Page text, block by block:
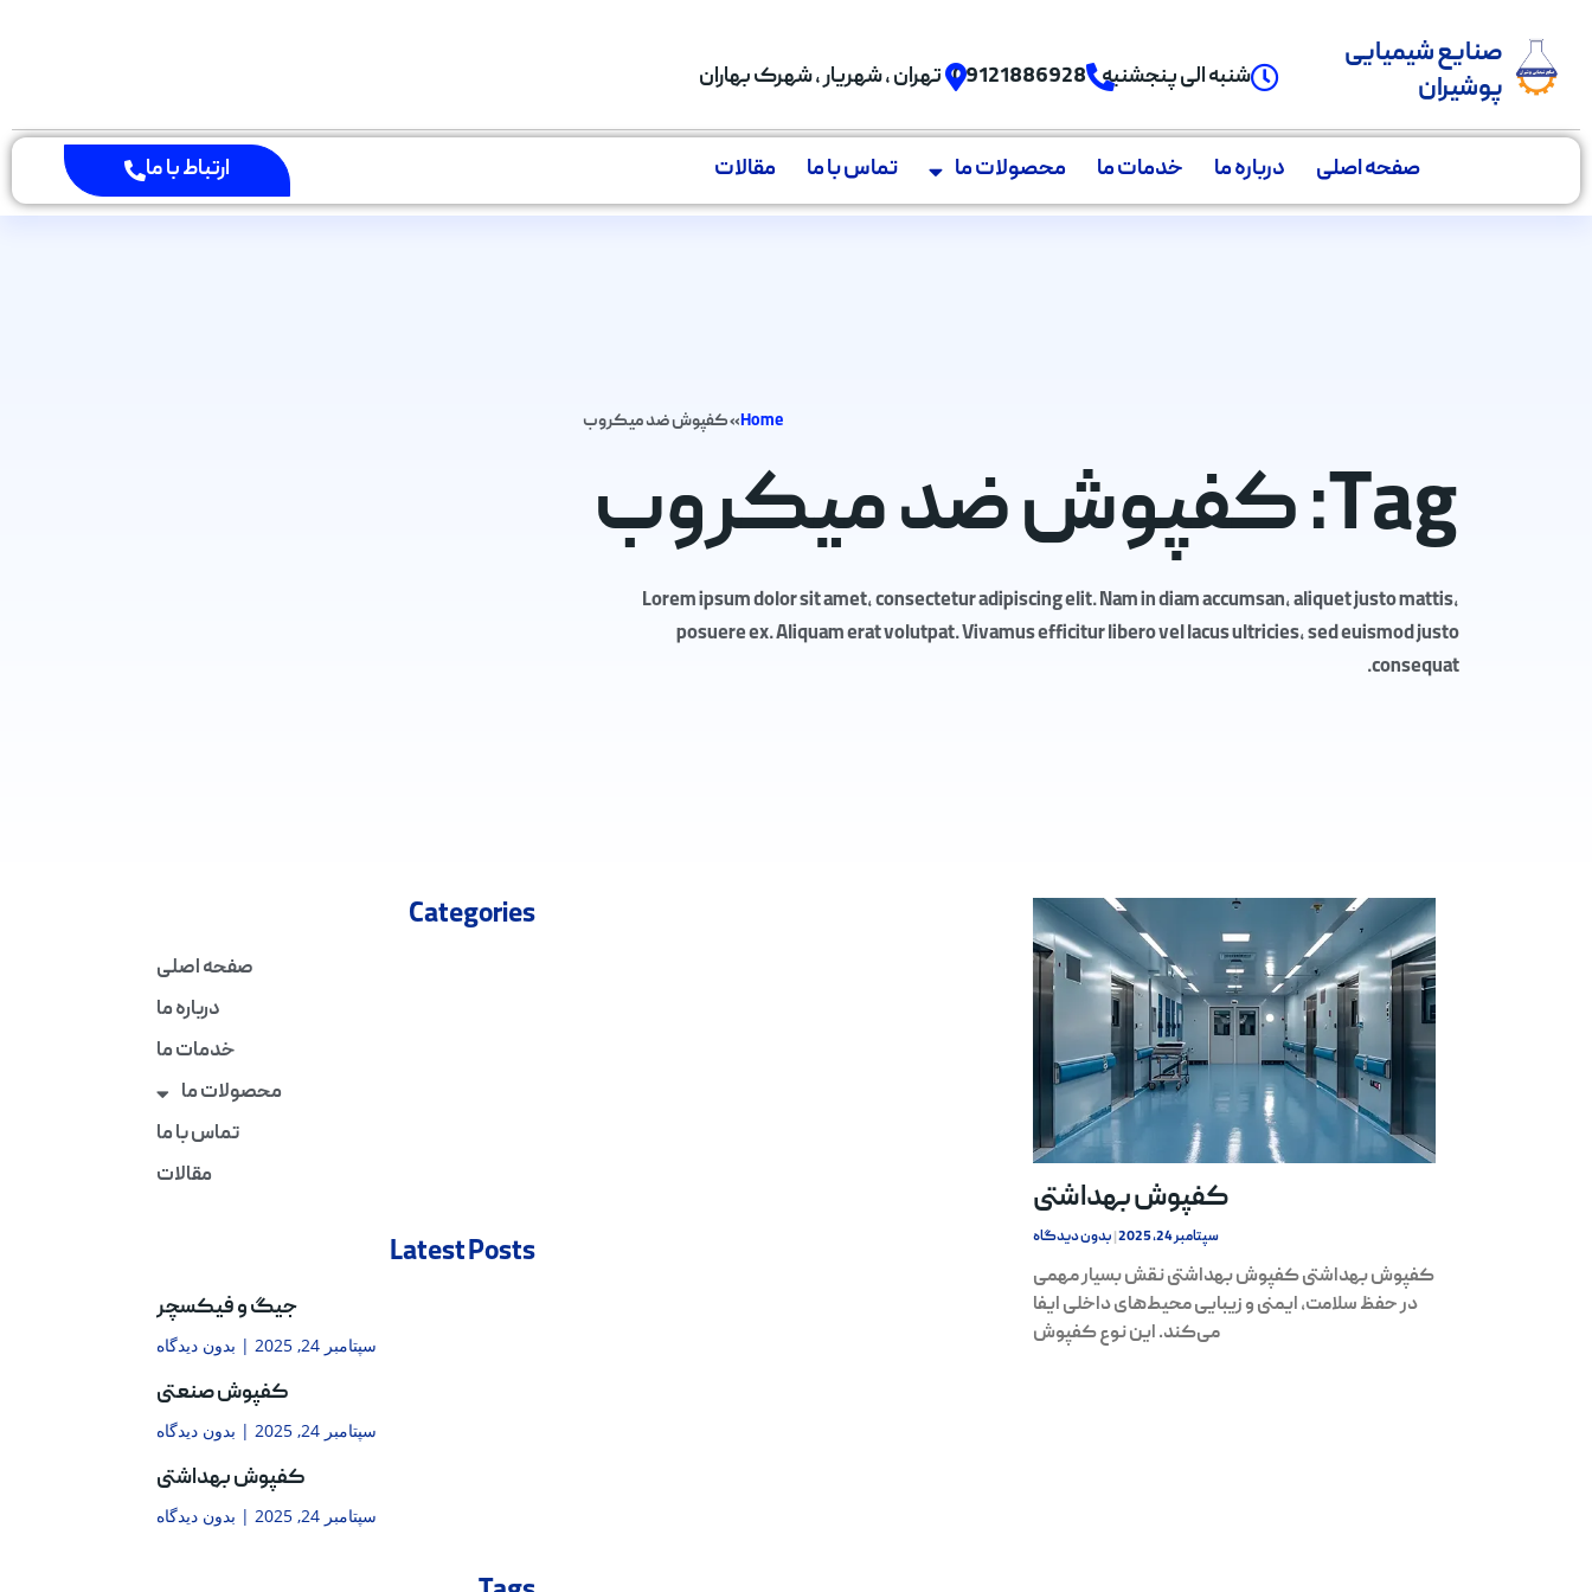
صنایع شیمیایی
پوشیران
شنبه الی پنجشنبه 09121886928 تهران , شهریار , شهرک بهاران
صفحه اصلی درباره ما خدمات ما محصولات ما تماس با ما مقالات ارتباط با ما
Home
»کفپوش ضد میکروب
Tag: کفپوش ضد میکروب
Lorem ipsum dolor sit amet, consectetur adipiscing elit. Nam in diam accumsan, aliquet justo mattis,
posuere ex. Aliquam erat volutpat. Vivamus efficitur libero vel lacus ultricies, sed euismod justo
consequat.
کفپوش بهداشتی
سپتامبر 24, 2025 بدون دیدگاه
کفپوش بهداشتی کفپوش بهداشتی نقش بسیار مهمی
در حفظ سلامت، ایمنی و زیبایی محیط‌های داخلی ایفا
می‌کند. این نوع کفپوش
Categories
صفحه اصلی
درباره ما
خدمات ما
محصولات ما
تماس با ما
مقالات
Latest Posts
جیگ و فیکسچر
سپتامبر 24, 2025 بدون دیدگاه
کفپوش صنعتی
سپتامبر 24, 2025 بدون دیدگاه
کفپوش بهداشتی
سپتامبر 24, 2025 بدون دیدگاه